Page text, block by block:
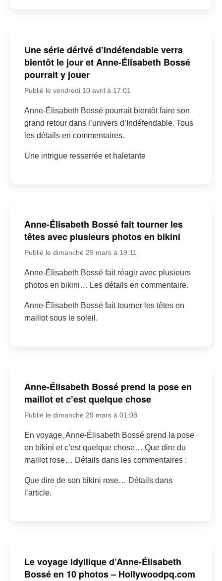
Une série dérivé d’Indéfendable verra
bientôt le jour et Anne-Élisabeth Bossé
pourrait y jouer
Publié le vendredi 10 avril à 17:01
Anne-Élisabeth Bossé pourrait bientôt faire son
grand retour dans l’univers d’Indéfendable. Tous
les détails en commentaires.
Une intrigue resserrée et haletante
Anne-Élisabeth Bossé fait tourner les
têtes avec plusieurs photos en bikini
Publié le dimanche 29 mars à 19:11
Anne-Élisabeth Bossé fait réagir avec plusieurs
photos en bikini… Les détails en commentaire.
Anne-Élisabeth Bossé fait tourner les têtes en
maillot sous le soleil.
Anne-Élisabeth Bossé prend la pose en
maillot et c’est quelque chose
Publié le dimanche 29 mars à 01:08
En voyage, Anne-Élisabeth Bossé prend la pose
en bikini et c’est quelque chose… Que dire du
maillot rose… Détails dans les commentaires :
Que dire de son bikini rose… Détails dans
l’article.
Le voyage idyllique d’Anne-Élisabeth
Bossé en 10 photos – Hollywoodpq.com